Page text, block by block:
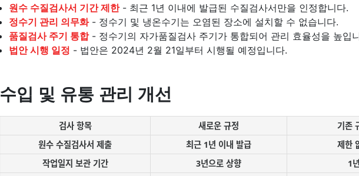
원수 수질검사서 기간 제한- 최근 1년 이내에 발급된 수질검사서만을 인정합니다.
정수기 관리 의무화- 정수기 및 냉온수기는 오염된 장소에 설치할 수 없습니다.
품질검사 주기 통합- 정수기의 자가품질검사 주기가 통합되어 관리 효율성을 높입
법안 시행 일정 - 법안은 2024년 2월 21일부터 시행될 예정입니다.
수입 및 유통 관리 개선
검사 항목 새로운 규정
기존
원수 수질검사서 제출
최근 1년 이내 발급
제한
작업일지 보관 기간
3년으로 상향
1년